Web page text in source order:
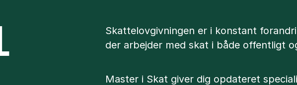
Skattelovgivningen er i konstant
der arbejder med skat i både offentligt
Master i Skat giver dig opdateret